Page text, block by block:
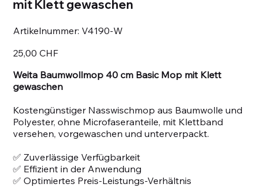
mit Klett gewaschen
Artikelnummer: Artikelnummer:
V4190-
V4190-W
25,00 CHF
Weita Baumwollmop 40 cm Basic Mop mit Klett
gewaschen
Kostengünstiger Nasswischmop aus Baumwolle und
Polyester, ohne Microfaseranteile, mit Klettband
versehen, vorgewaschen und unterverpackt.
✅ Zuverlässige Verfügbarkeit
✅ Effizient in der Anwendung
✅ Optimiertes Preis-Leistungs-Verhältnis